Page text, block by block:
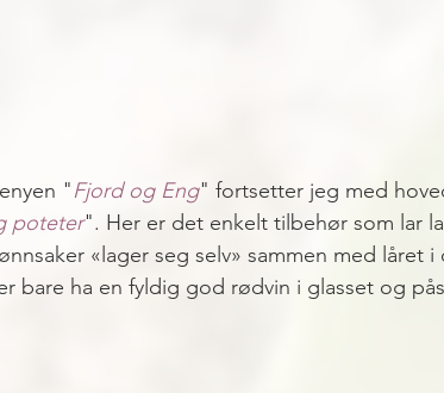
"Fjord og Eng" fortsetter jeg med
poteter". Her er det enkelt tilbehør som lar
«lager seg selv» sammen med låret
bare ha en fyldig god rødvin i glasset og